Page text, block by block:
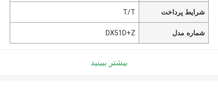
شرایط پرداخت T/T
شماره مدل DX51D+Z
بیشتر ببینید